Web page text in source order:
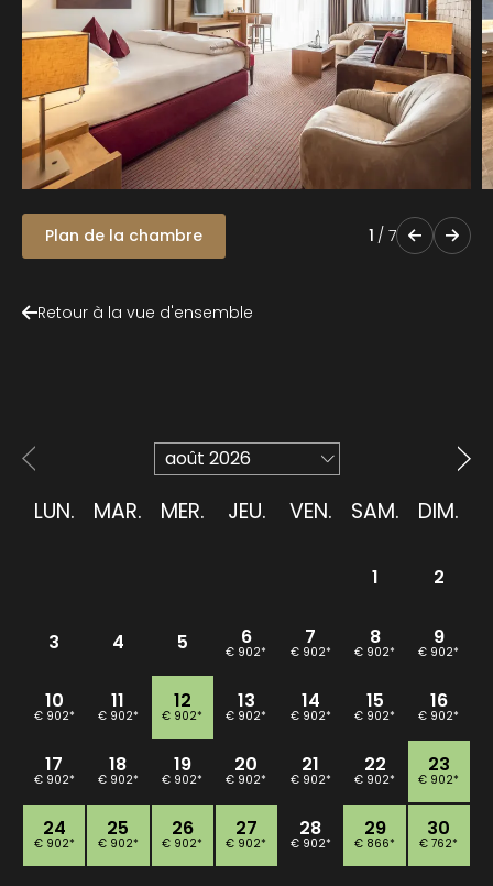
Plan de la chambre 1 / 7
Retour à la vue d'ensemble